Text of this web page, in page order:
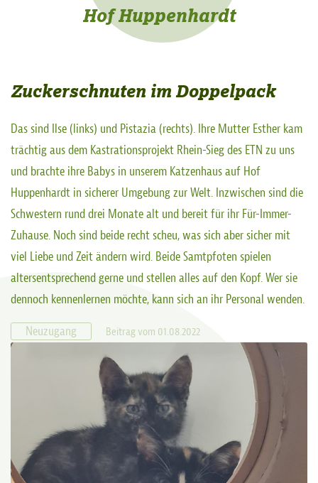
Hof Huppenhardt
Zuckerschnuten im Doppelpack
Das sind Ilse (links) und Pistazia (rechts). Ihre Mutter Esther kam
trächtig aus dem Kastrationsprojekt Rhein-Sieg des ETN zu uns
und brachte ihre Babys in unserem Katzenhaus auf Hof
Huppenhardt in sicherer Umgebung zur Welt. Inzwischen sind die
Schwestern rund drei Monate alt und bereit für ihr Für-Immer-
Zuhause. Noch sind beide recht scheu, was sich aber sicher mit
viel Liebe und Zeit ändern wird. Beide Samtpfoten spielen
altersentsprechend gerne und stellen alles auf den Kopf. Wer sie
dennoch kennenlernen möchte, kann sich an ihr Personal wenden.
Neuzugang
Beitrag vom 01.08.2022